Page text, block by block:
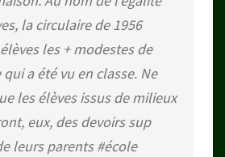
la circulaire de 1956
les + modestes de
a été vu en classe. Ne
les élèves issus de milieux
eux, des devoirs sup
leurs parents#école